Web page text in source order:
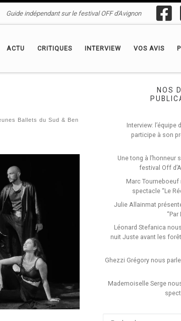
Guide indépendant sur le festival OFF d'Avignon
ACTU CRITIQUES INTERVIEW VOS AVIS
Ballets du Sud & Ben
NOS
Interview: l’équipe
participe à son
Une tong à l’honneur
festival Off
Marc Tourneboeuf
spectacle “Le
Julie Allainmat
Léonard Stefanica
nuit Juste avant les
Ghezzi Grégory nous
Mademoiselle Serge